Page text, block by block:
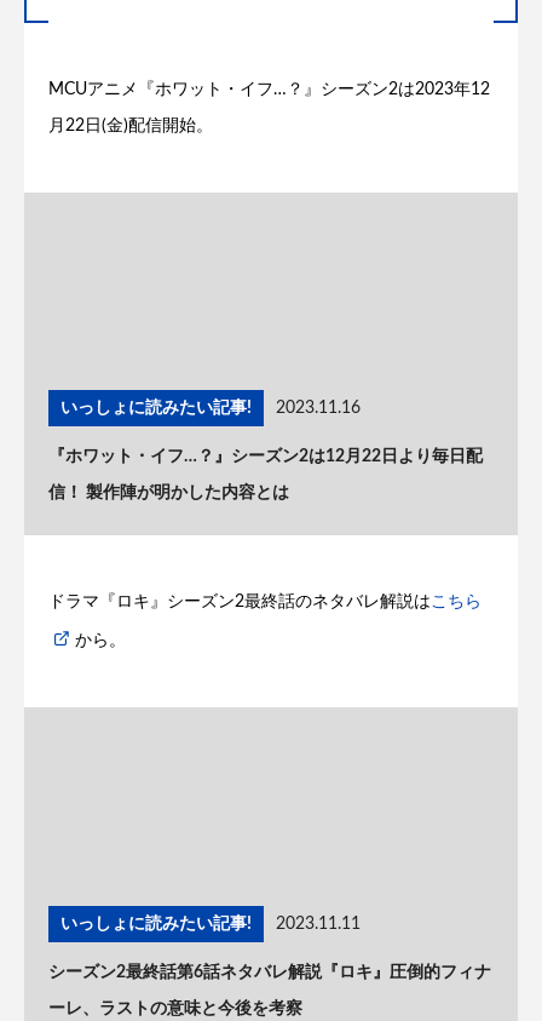
MCUアニメ『ホワット・イフ…？』シーズン2は2023年12
月22日(金)配信開始。
いっしょに読みたい記事! 2023.11.16
『ホワット・イフ…？』シーズン2は12月22日より毎日配
信！ 製作陣が明かした内容とは
ドラマ『ロキ』シーズン2最終話のネタバレ解説はこちら
から。
いっしょに読みたい記事! 2023.11.11
シーズン2最終話第6話ネタバレ解説『ロキ』圧倒的フィナ
ーレ、ラストの意味と今後を考察